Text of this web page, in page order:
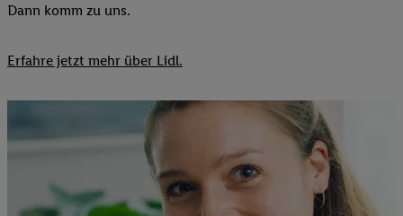
Dann komm zu uns.​
Erfahre jetzt mehr über Lidl.